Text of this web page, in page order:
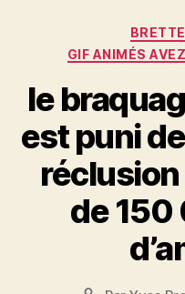
kGIF ANIMÉS
le
est puni
de